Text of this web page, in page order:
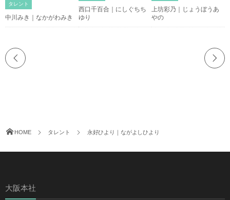
タレント
中川みき｜なかがわみき
西口千百合｜にしぐちち
ゆり
上坊彩乃｜じょうぼうあ
やの
HOME タレント 永好ひより｜ながよしひより
大阪本社